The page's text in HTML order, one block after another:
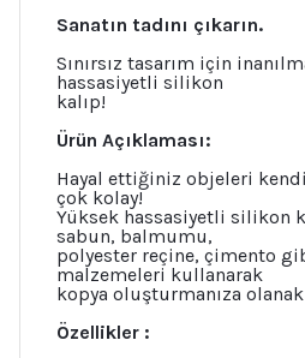
Sanatın tadını çıkarın.
Sınırsız tasarım için
hassasiyetli silikon
kalıp!
Ürün Açıklaması:
Hayal ettiğiniz objeleri
çok kolay!
Yüksek hassasiyetli silikon
sabun, balmumu,
polyester reçine, çimento
malzemeleri kullanarak
kopya oluşturmanıza
Özellikler :